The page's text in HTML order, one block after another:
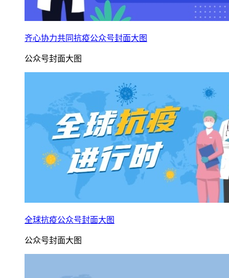
齐心协力共同抗疫公众号封面大图
公众号封面大图
全球抗疫公众号封面大图
公众号封面大图